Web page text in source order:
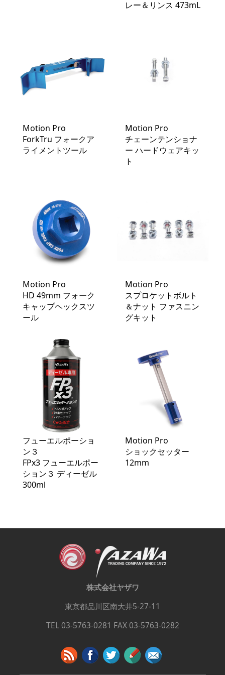
レー＆リンス 473mL
Motion Pro
ForkTru フォークア
ライメントツール
Motion Pro
チェーンテンショナ
ー ハードウェアキッ
ト
Motion Pro
HD 49mm フォーク
キャップヘックスツ
ール
Motion Pro
スプロケットボルト
＆ナット ファスニン
グキット
フューエルポーショ
ン３
FPx3 フューエルポー
ション３ ディーゼル
300ml
Motion Pro
ショックセッター
12mm
株式会社ヤザワ
東京都品川区南大井5-27-11
TEL 03-5763-0281 FAX 03-5763-0282